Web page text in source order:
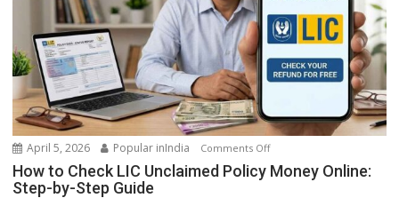
April 5, 2026 Popular inIndia Comments Offon
How
How to Check LIC Unclaimed Policy Money Online:
Step-by-Step Guide